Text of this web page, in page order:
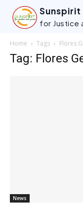
Sunspirit
for Justice
Home Tags Flores
Tag: Flores
News